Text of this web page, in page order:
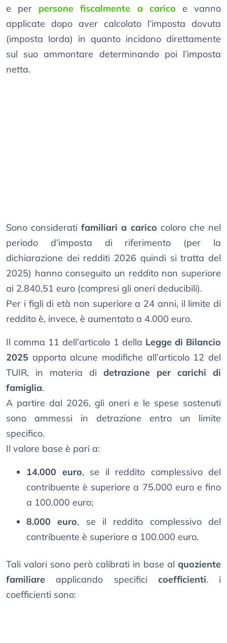
e per persone fiscalmente a carico e vanno
applicate dopo aver calcolato l’imposta dovuta
(imposta lorda) in quanto incidono direttamente
sul suo ammontare determinando poi l’imposta
netta.
Sono consideratifamiliari a carico coloro che nel
periodo d’imposta di riferimento (per la
dichiarazione dei redditi 2026 quindi si tratta del
2025) hanno conseguito un reddito non superiore
ai 2.840,51 euro (compresi gli oneri deducibili).
Per i figli di età non superiore a 24 anni, il limite di
reddito è, invece, è aumentato a 4.000 euro.
Il comma 11 dell’articolo 1 della Legge di Bilancio
2025 apporta alcune modifiche all’articolo 12 del
TUIR, in materia di detrazione per carichi di
famiglia.
A partire dal 2026, gli oneri e le spese sostenuti
sono ammessi in detrazione entro un limite
specifico.
Il valore base è pari a:
14.000 euro, se il reddito complessivo del
contribuente è superiore a 75.000 euro e fino
a 100.000 euro;
8.000 euro, se il reddito complessivo del
contribuente è superiore a 100.000 euro.
Tali valori sono però calibrati in base al quoziente
familiare applicando specifici coefficienti. i
coefficienti sono: